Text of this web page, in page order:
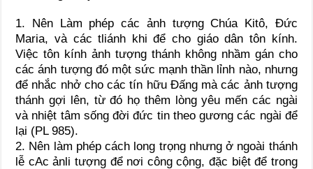
1. Nên Làm phép các ảnh tượng Chúa Kitô, Đức
Maria, và các tliánh khi để cho giáo dân tôn kính.
Việc tôn kính ảnh tượng thánh không nhầm gán cho
các ánh tượng đó một sức mạnh thần lỉnh nào, nhưng
để nhắc nhở cho các tín hữu Đấng mà các ảnh tượng
thánh gợi lên, từ đó họ thêm lòng yêu mến các ngài
và nhiệt tâm sống đời đức tin theo gương các ngài để
lại (PL 985).
2. Nên làm phép cách long trọng nhưng ở ngoài thánh
lễ cAc ảnli tượng để nơi công cộng, đặc biệt để trong